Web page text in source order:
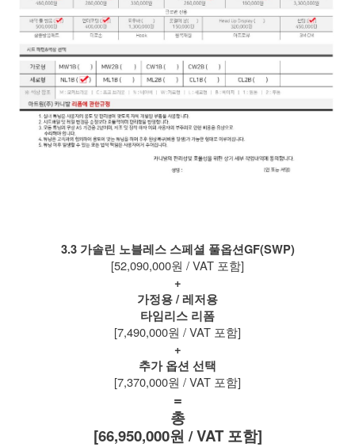
3.3 가솔린 노블레스 스페셜 풀옵션GF(SWP)
[52,090,000원 / VAT 포함]
+
가정용 / 레저용
타임리스 리폼
[7,490,000원 / VAT 포함]
+
추가 옵션 선택
[7,370,000원 / VAT 포함]
=
총
[66,950,000원 / VAT 포함]